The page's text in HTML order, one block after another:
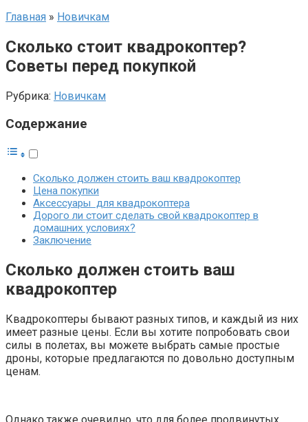
Главная » Новичкам
Сколько стоит квадрокоптер?
Советы перед покупкой
Рубрика: Новичкам
Содержание
Сколько должен стоить ваш квадрокоптер
Цена покупки
Аксессуары для квадрокоптера
Дорого ли стоит сделать свой квадрокоптер в
домашних условиях?
Заключение
Сколько должен стоить ваш
квадрокоптер
Квадрокоптеры бывают разных типов, и каждый из них
имеет разные цены. Если вы хотите попробовать свои
силы в полетах, вы можете выбрать самые простые
дроны, которые предлагаются по довольно доступным
ценам.